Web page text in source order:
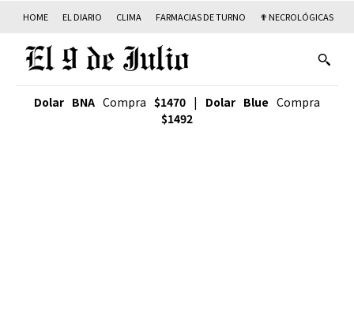
HOME EL DIARIO CLIMA FARMACIAS DE TURNO ✟ NECROLÓGICAS
Dolar BNA Compra $1470 | Dolar Blue Compra
$1492